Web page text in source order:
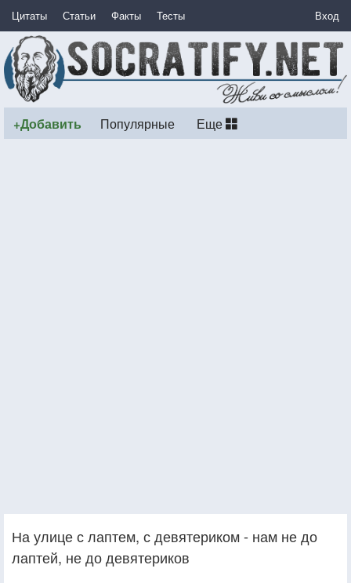
Цитаты Статьи Факты Тесты Вход
+Добавить Популярные Еще
На улице с лаптем, с девятериком - нам не до
лаптей, не до девятериков